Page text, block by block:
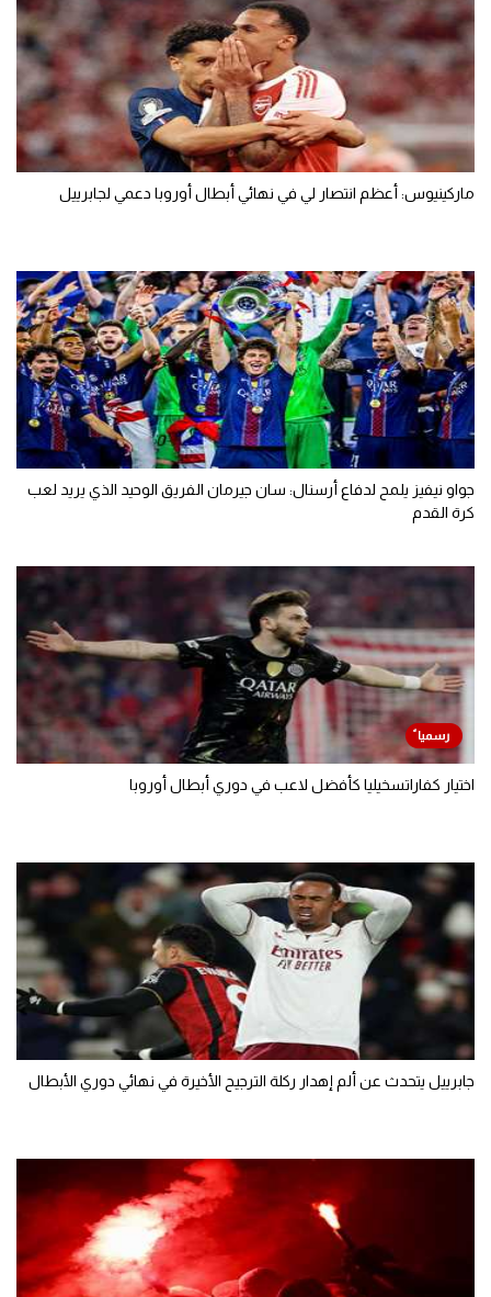
ماركينيوس: أعظم انتصار لي في نهائي أبطال أوروبا دعمي لجابرييل
جواو نيفيز يلمح لدفاع أرسنال: سان جيرمان الفريق الوحيد الذي يريد لعب
كرة القدم
اختيار كفاراتسخيليا كأفضل لاعب في دوري أبطال أوروبا
جابرييل يتحدث عن ألم إهدار ركلة الترجيح الأخيرة في نهائي دوري الأبطال